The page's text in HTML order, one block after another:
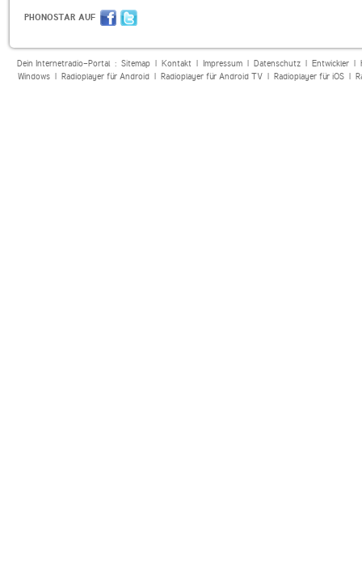
PHONOSTAR AUF
Dein Internetradio-Portal : Sitemap| Kontakt| Impressum| Datenschutz| Entwickler|
Windows| Radioplayer für Android| Radioplayer für Android TV| Radioplayer für iOS|